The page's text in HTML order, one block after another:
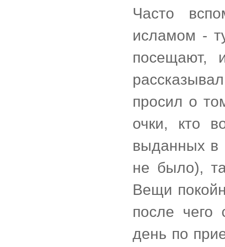
Часто
исламом -
посещают,
просил о
очки, кто
выданных в
не было),
Вещи
после чего
день по